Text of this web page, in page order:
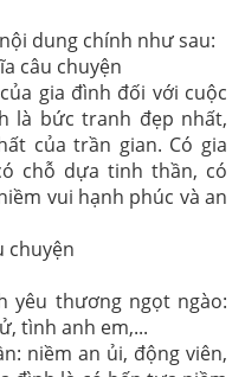
dung chính như sau:
câu chuyện
gia đình đối với cuộc
là bức tranh đẹp nhất,
của trần gian. Có gia
chỗ dựa tinh thần, có
vui hạnh phúc và an
chuyện
yêu thương ngọt ngào:
tình anh em,...
niềm an ủi, động viên,